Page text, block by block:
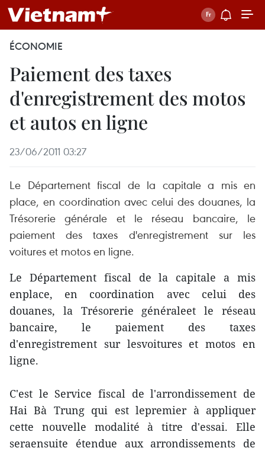
ÉCONOMIE
Paiement des taxes
d'enregistrement des motos
et autos en ligne
23/06/2011 03:27
Le Département fiscal de la capitale a mis en
place, en coordination avec celui des douanes, la
Trésorerie générale et le réseau bancaire, le
paiement des taxes d'enregistrement sur les
voitures et motos en ligne.
Le Département fiscal de la capitale a mis
enplace, en coordination avec celui des
douanes, la Trésorerie généraleet le réseau
bancaire, le paiement des taxes
d'enregistrement sur lesvoitures et motos en
ligne.
C'est le Service fiscal de l'arrondissement de
Hai Bà Trung qui est lepremier à appliquer
cette nouvelle modalité à titre d'essai. Elle
seraensuite étendue aux arrondissements de